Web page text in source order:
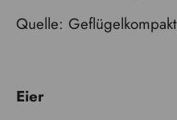
Quelle: Geflügelkompakt
Eier